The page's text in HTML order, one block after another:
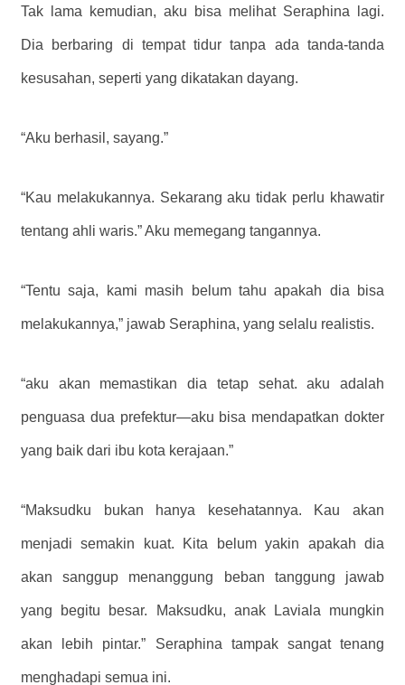
Tak lama kemudian, aku bisa melihat Seraphina lagi.
Dia berbaring di tempat tidur tanpa ada tanda-tanda
kesusahan, seperti yang dikatakan dayang.
“Aku berhasil, sayang.”
“Kau melakukannya. Sekarang aku tidak perlu khawatir
tentang ahli waris.” Aku memegang tangannya.
“Tentu saja, kami masih belum tahu apakah dia bisa
melakukannya,” jawab Seraphina, yang selalu realistis.
“aku akan memastikan dia tetap sehat. aku adalah
penguasa dua prefektur—aku bisa mendapatkan dokter
yang baik dari ibu kota kerajaan.”
“Maksudku bukan hanya kesehatannya. Kau akan
menjadi semakin kuat. Kita belum yakin apakah dia
akan sanggup menanggung beban tanggung jawab
yang begitu besar. Maksudku, anak Laviala mungkin
akan lebih pintar.” Seraphina tampak sangat tenang
menghadapi semua ini.